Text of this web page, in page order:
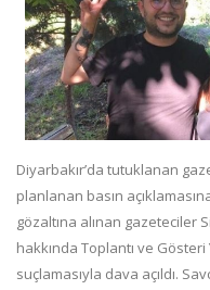
Diyarbakır’da tutuklanan
planlanan basın
gözaltına alınan gazeteciler
hakkında Toplantı ve
suçlamasıyla dava açıldı.